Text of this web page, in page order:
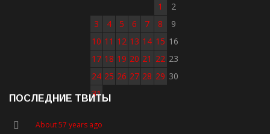
1
2
3
4 5 6 7 8
9
10 11 12 13 14 15 16
17 18 19 20 21 22 23
24 25 26 27 28 29 30
31
ПОСЛЕДНИЕ ТВИТЫ
About 57 years ago